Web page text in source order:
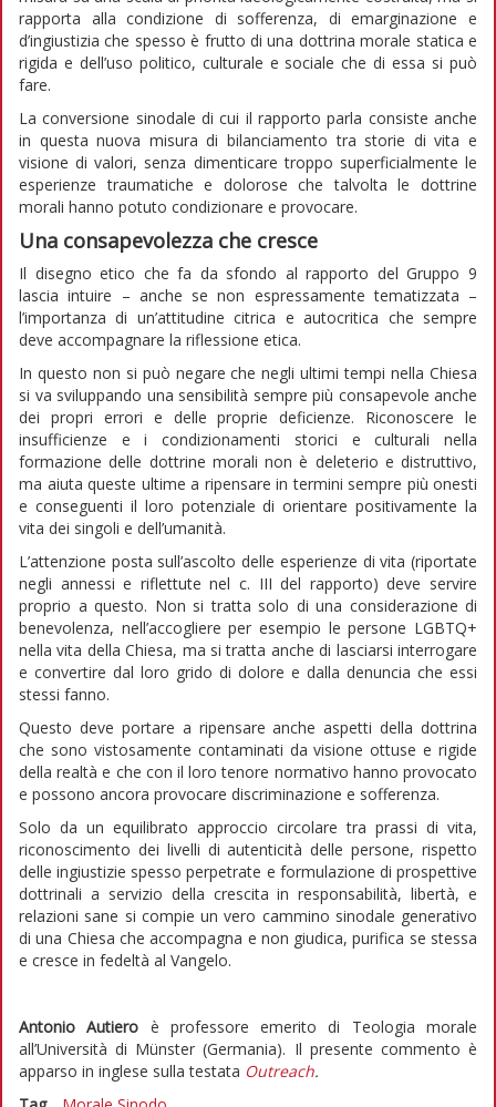
rapporta alla condizione di sofferenza, di emarginazione e
d’ingiustizia che spesso è frutto di una dottrina morale statica e
rigida e dell’uso politico, culturale e sociale che di essa si può
fare.
La conversione sinodale di cui il rapporto parla consiste anche
in questa nuova misura di bilanciamento tra storie di vita e
visione di valori, senza dimenticare troppo superficialmente le
esperienze traumatiche e dolorose che talvolta le dottrine
morali hanno potuto condizionare e provocare.
Una consapevolezza che cresce
Il disegno etico che fa da sfondo al rapporto del Gruppo 9
lascia intuire – anche se non espressamente tematizzata –
l’importanza di un’attitudine citrica e autocritica che sempre
deve accompagnare la riflessione etica.
In questo non si può negare che negli ultimi tempi nella Chiesa
si va sviluppando una sensibilità sempre più consapevole anche
dei propri errori e delle proprie deficienze. Riconoscere le
insufficienze e i condizionamenti storici e culturali nella
formazione delle dottrine morali non è deleterio e distruttivo,
ma aiuta queste ultime a ripensare in termini sempre più onesti
e conseguenti il loro potenziale di orientare positivamente la
vita dei singoli e dell’umanità.
L’attenzione posta sull’ascolto delle esperienze di vita (riportate
negli annessi e riflettute nel c. III del rapporto) deve servire
proprio a questo. Non si tratta solo di una considerazione di
benevolenza, nell’accogliere per esempio le persone LGBTQ+
nella vita della Chiesa, ma si tratta anche di lasciarsi interrogare
e convertire dal loro grido di dolore e dalla denuncia che essi
stessi fanno.
Questo deve portare a ripensare anche aspetti della dottrina
che sono vistosamente contaminati da visione ottuse e rigide
della realtà e che con il loro tenore normativo hanno provocato
e possono ancora provocare discriminazione e sofferenza.
Solo da un equilibrato approccio circolare tra prassi di vita,
riconoscimento dei livelli di autenticità delle persone, rispetto
delle ingiustizie spesso perpetrate e formulazione di prospettive
dottrinali a servizio della crescita in responsabilità, libertà, e
relazioni sane si compie un vero cammino sinodale generativo
di una Chiesa che accompagna e non giudica, purifica se stessa
e cresce in fedeltà al Vangelo.
Antonio Autiero è professore emerito di Teologia morale
all’Università di Münster (Germania). Il presente commento è
apparso in inglese sulla testata Outreach.